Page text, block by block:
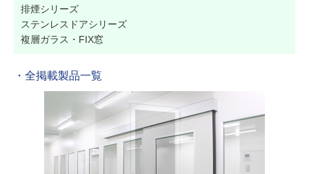
排煙シリーズ
ステンレスドアシリーズ
複層ガラス・FIX窓
・全掲載製品一覧